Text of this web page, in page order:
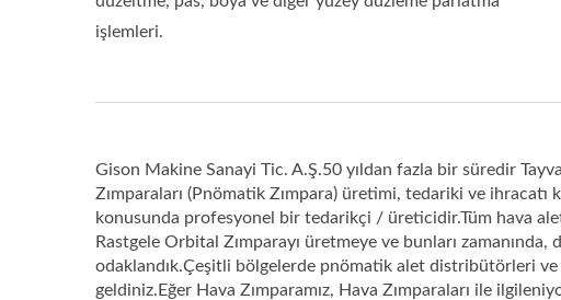
işlemleri.
Gison Makine Sanayi Tic. A.Ş.50 yıldan fazla bir süredir
Zımparaları (Pnömatik Zımpara) üretimi, tedariki ve
konusunda profesyonel bir tedarikçi / üreticidir.Tüm hava
Rastgele Orbital Zımparayı üretmeye ve bunları
odaklandık.Çeşitli bölgelerde pnömatik alet distribütörleri
geldiniz.Eğer Hava Zımparamız, Hava Zımparaları ile